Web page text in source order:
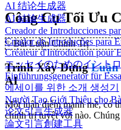
AI 结论生成器
AI 結論生成器
Creador de Introducciones
Criador de Introduções para
Créateur d'Introduction pour
エッセイのためのイント
Einführungsgenerator für
에세이를 위한 소개 생성기
Người Tạo Giới Thiệu cho
论文引言生成器
論文引言創建工具
Công Cụ Tối Ưu
✨Bài Luận Chính Trị
Trình Xây DựngLuận
AI
Một luận điểm mạnh mẽ, có
chính trị tuyệt vời nào.